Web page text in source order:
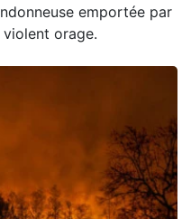
emportée par
orage.